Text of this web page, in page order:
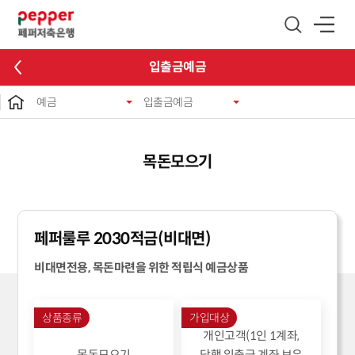
입출금예금
예금 입출금예금
목돈모으기
페퍼룰루 2030적금(비대면)
비대면전용, 목돈마련을 위한 적립식 예금상품
상품종류 가입대상
개인고객(1인 1계좌,